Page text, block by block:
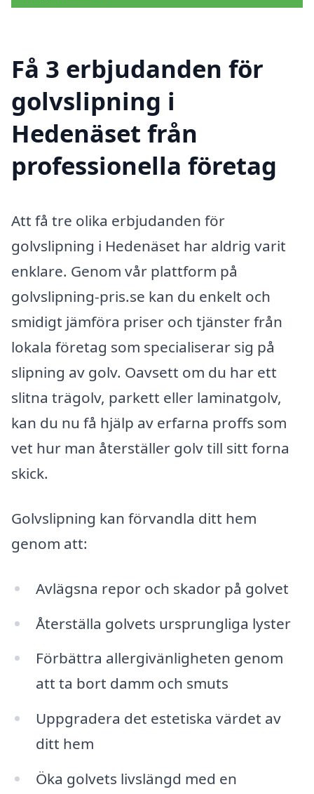
Få 3 erbjudanden för
golvslipning i
Hedenäset från
professionella företag
Att få tre olika erbjudanden för
golvslipning i Hedenäset har aldrig varit
enklare. Genom vår plattform på
golvslipning-pris.se kan du enkelt och
smidigt jämföra priser och tjänster från
lokala företag som specialiserar sig på
slipning av golv. Oavsett om du har ett
slitna trägolv, parkett eller laminatgolv,
kan du nu få hjälp av erfarna proffs som
vet hur man återställer golv till sitt forna
skick.
Golvslipning kan förvandla ditt hem
genom att:
Avlägsna repor och skador på golvet
Återställa golvets ursprungliga lyster
Förbättra allergivänligheten genom
att ta bort damm och smuts
Uppgradera det estetiska värdet av
ditt hem
Öka golvets livslängd med en